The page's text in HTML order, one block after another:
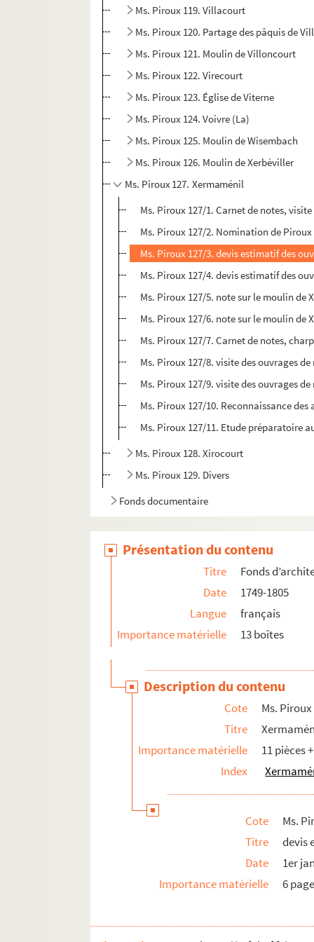
Ms. Piroux 119. Villacourt
Ms. Piroux 120. Partage des pâquis de
Ms. Piroux 121. Moulin de Villoncourt
Ms. Piroux 122. Virecourt
Ms. Piroux 123. Église de Viterne
Ms. Piroux 124. Voivre (La)
Ms. Piroux 125. Moulin de Wisembach
Ms. Piroux 126. Moulin de Xerbéviller
Ms. Piroux 127. Xermaménil
Ms. Piroux 127/1. Carnet de notes,
Ms. Piroux 127/2. Nomination de
Ms. Piroux 127/3. devis estimatif des
Ms. Piroux 127/4. devis estimatif des
Ms. Piroux 127/5. note sur le moulin de
Ms. Piroux 127/6. note sur le moulin de
Ms. Piroux 127/7. Carnet de notes,
Ms. Piroux 127/8. visite des ouvrages
Ms. Piroux 127/9. visite des ouvrages
Ms. Piroux 127/10. Reconnaissance
Ms. Piroux 127/11. Etude préparatoire
Ms. Piroux 128. Xirocourt
Ms. Piroux 129. Divers
Fonds documentaire
Présentation du contenu
Titre
Fonds
Date
1749-1805
Langue
français
Importance matérielle
13 boîtes
Description du contenu
Cote
Ms. Piroux
Titre
Importance matérielle
11 pièces
Index
Cote
Ms.
Titre
devis
Date
1er
Importance matérielle
6